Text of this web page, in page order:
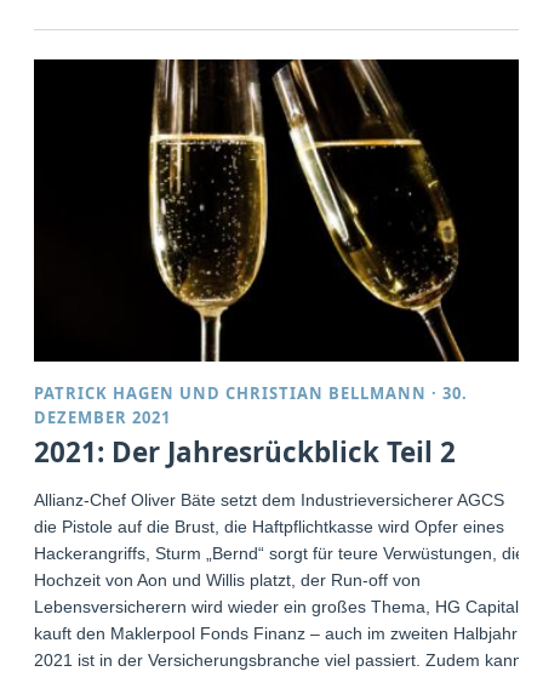
PATRICK HAGEN UNDCHRISTIAN BELLMANN ·30.
DEZEMBER 2021
2021: Der Jahresrückblick Teil 2
Allianz-Chef Oliver Bäte setzt dem Industrieversicherer AGCS
die Pistole auf die Brust, die Haftpflichtkasse wird Opfer eines
Hackerangriffs, Sturm „Bernd“ sorgt für teure Verwüstungen, die
Hochzeit von Aon und Willis platzt, der Run-off von
Lebensversicherern wird wieder ein großes Thema, HG Capital
kauft den Maklerpool Fonds Finanz – auch im zweiten Halbjahr
2021 ist in der Versicherungsbranche viel passiert. Zudem kann